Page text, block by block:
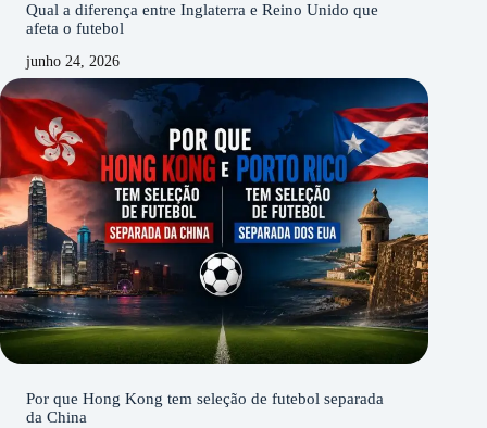
Qual a diferença entre Inglaterra e Reino Unido que
afeta o futebol
junho 24, 2026
Por que Hong Kong tem seleção de futebol separada
da China